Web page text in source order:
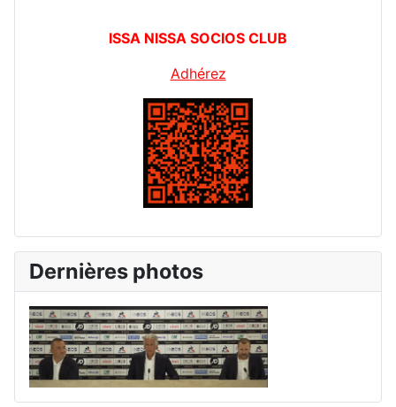
ISSA NISSA SOCIOS CLUB
Adhérez
Dernières photos